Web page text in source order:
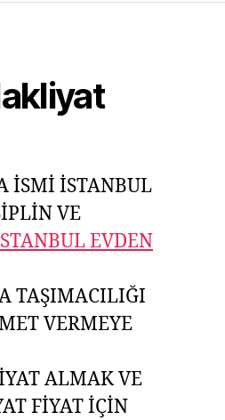
İSMİ İSTANBUL
VE
EVDEN
TAŞIMACILIĞI
VERMEYE
ALMAK VE
FİYAT İÇİN